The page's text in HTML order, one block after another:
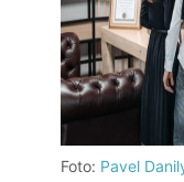
Foto: Pavel